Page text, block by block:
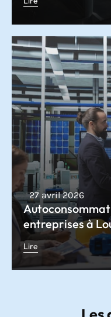
27 avril 2026
entreprises à
Lire